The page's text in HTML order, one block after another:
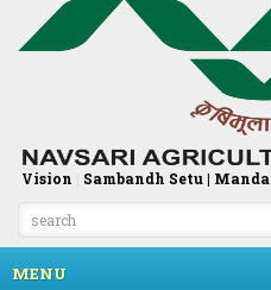
Vision | Sambandh Setu |
MENU